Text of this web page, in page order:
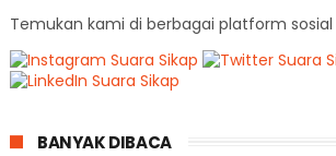
Temukan kami di berbagai platform sosial
BANYAK DIBACA